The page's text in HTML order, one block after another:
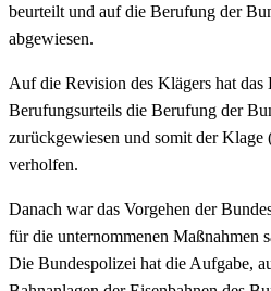
beurteilt und auf die Berufung der
abgewiesen.
Auf die Revision des Klägers hat
Berufungsurteils die Berufung der
zurückgewiesen und somit der
verholfen.
Danach war das Vorgehen der
für die unternommenen Maßnahmen
Die Bundespolizei hat die Aufgabe,